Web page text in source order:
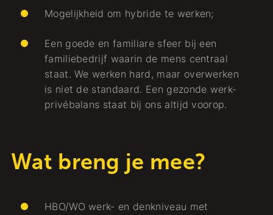
Mogelijkheid om hybride te werken;
Een goede en familiare sfeer bij een
familiebedrijf waarin de mens centraal
staat. We werken hard, maar overwerken
is niet de standaard. Een gezonde werk-
privébalans staat bij ons altijd voorop.
Wat breng je mee?
HBO/WO werk- en denkniveau met